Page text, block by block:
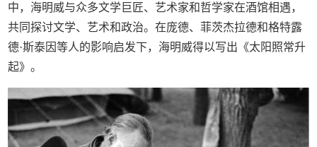
中，海明威与众多文学巨匠、艺术家和哲学家在酒馆相遇，
共同探讨文学、艺术和政治。在庞德、菲茨杰拉德和格特露
德·斯泰因等人的影响启发下，海明威得以写出《太阳照常升
起》。